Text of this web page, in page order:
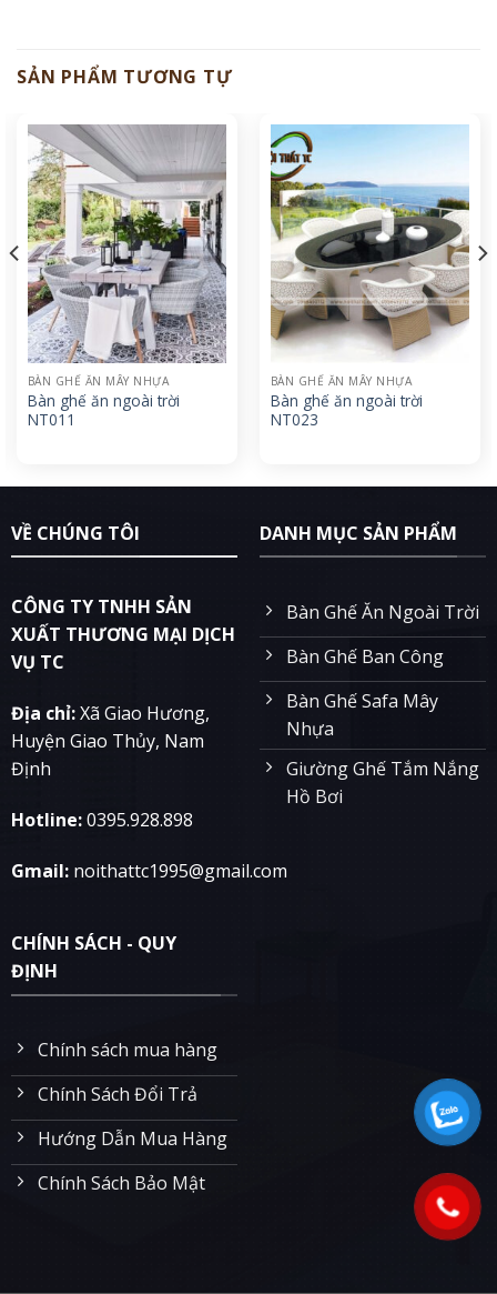
SẢN PHẨM TƯƠNG TỰ
BÀN GHẾ ĂN MÂY NHỰA
Bàn ghế ăn ngoài trời
NT011
BÀN GHẾ ĂN MÂY NHỰA
Bàn ghế ăn ngoài trời
NT023
VỀ CHÚNG TÔI
CÔNG TY TNHH SẢN
XUẤT THƯƠNG MẠI DỊCH
VỤ TC
Địa chỉ:Xã Giao Hương,
Huyện Giao Thủy, Nam
Định
Hotline:0395.928.898
Gmail:noithattc1995@gmail.com
DANH MỤC SẢN PHẨM
Bàn Ghế Ăn Ngoài Trời
Bàn Ghế Ban Công
Bàn Ghế Safa Mây
Nhựa
Giường Ghế Tắm Nắng
Hồ Bơi
CHÍNH SÁCH - QUY
ĐỊNH
Chính sách mua hàng
Chính Sách Đổi Trả
Hướng Dẫn Mua Hàng
Chính Sách Bảo Mật